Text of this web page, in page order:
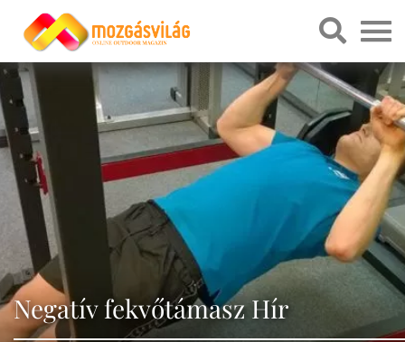
Negatív fekvőtámasz Hír